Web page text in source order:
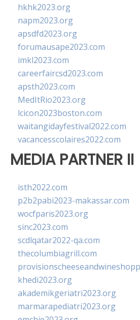
hkhk2023.org
napm2023.org
apsdfd2023.org
forumausape2023.com
imkl2023.com
careerfaircsd2023.com
apsth2023.com
MedItRio2023.org
lcicon2023boston.com
waitangidayfestival2022.com
vacancesscolaires2022.com
MEDIA PARTNER II
isth2022.com
p2b2pabi2023-makassar.com
wocfparis2023.org
sinc2023.com
scdlqatar2022-qa.com
thecolumbiagrill.com
khedi2023.org
akademikgeriatri2023.org
marmarapediatri2023.org